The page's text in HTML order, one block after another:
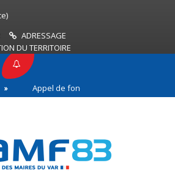
ADRESSAGE
DU TERRITOIRE
Appel de fonds incendies de forêt